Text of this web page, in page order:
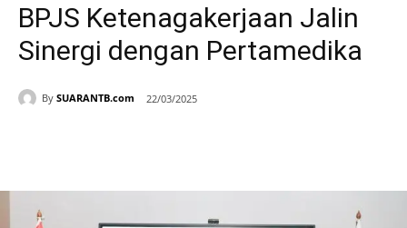
BPJS Ketenagakerjaan Jalin
Sinergi dengan Pertamedika
By SUARANTB.com 22/03/2025